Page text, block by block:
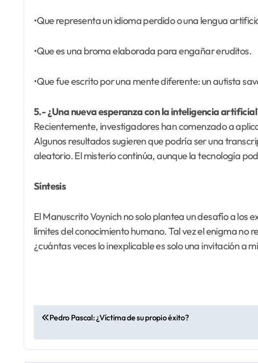
•Que representa un idioma perdido o una lengua
•Que es una broma elaborada para engañar eruditos.
•Que fue escrito por una mente diferente: un autista
5.- ¿Una nueva esperanza con la inteligencia
Recientemente, investigadores han comenzado a
Algunos resultados sugieren que podría ser una
aleatorio. El misterio continúa, aunque la tecnología
Síntesis
El Manuscrito Voynich no solo plantea un desafío a los
límites del conocimiento humano. Tal vez el enigma no
¿cuántas veces lo inexplicable es solo una invitación a
N
a
v
Pedro Pascal: ¿Víctima de su propio éxito?